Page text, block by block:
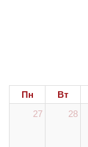
Пн Вт
27
28